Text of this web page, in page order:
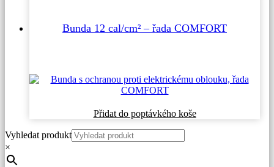
variant.
na
Bunda 12 cal/cm² – řada COMFORT
Přidat do poptávkého košeTento
Vyhledat produkt
×